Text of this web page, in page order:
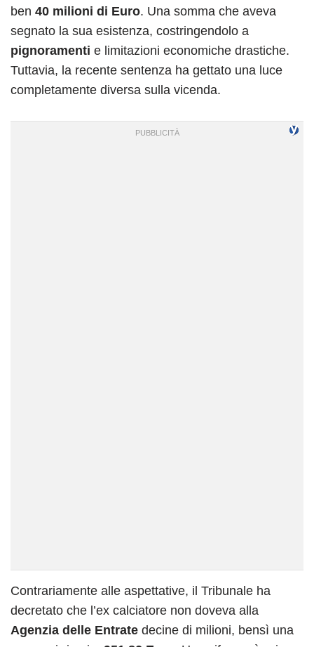
ben 40 milioni di Euro. Una somma che aveva
segnato la sua esistenza, costringendolo a
pignoramenti e limitazioni economiche drastiche.
Tuttavia, la recente sentenza ha gettato una luce
completamente diversa sulla vicenda.
Contrariamente alle aspettative, il Tribunale ha
decretato che l’ex calciatore non doveva alla
Agenzia delle Entrate decine di milioni, bensì una